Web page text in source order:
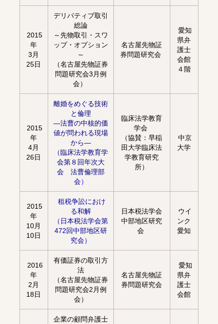
2015
年
3月
25日
デリバティブ取引
総論
～先物取引・スワ
ップ・オプション
～
（名古屋先物証券
問題研究会3月例
会）
名古屋先物証
券問題研究会
愛知
県弁
護士
会館
４階
2015
年
4月
26日
離婚をめぐる技術
と倫理
―法曹の中核的価
値が問われる現場
から―
（臨床法学教育学
会第８回年次大
会 法曹倫理部
会）
臨床法学教育
学会
（協賛：早稲
田大学臨床法
学教育研究
所）
中京
大学
2015
年
10月
10日
租税争訟におけ
る和解
（日本税法学会第
472回中部地区研
究会）
日本税法学会
中部地区研究
会
ウイ
ンク
愛知
2016
年
2月
18日
有価証券の取引方
法
（名古屋先物証券
問題研究会2月例
会）
名古屋先物証
券問題研究会
愛知
県弁
護士
会館
企業の顧問弁護士